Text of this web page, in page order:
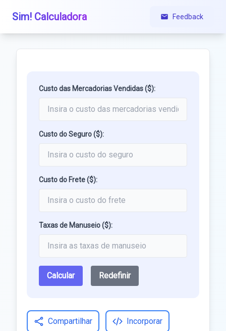
Sim! Calculadora Feedback
Custo das Mercadorias Vendidas ($):
Custo do Seguro ($):
Custo do Frete ($):
Taxas de Manuseio ($):
Calcular Redefinir
Compartilhar Incorporar